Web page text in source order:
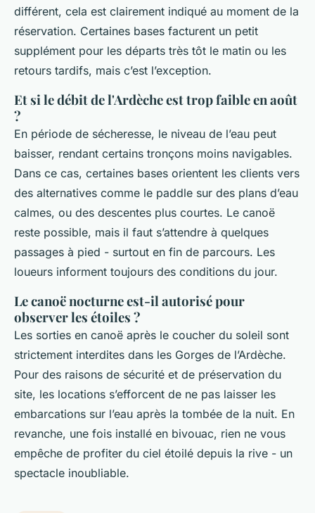
différent, cela est clairement indiqué au moment de la
réservation. Certaines bases facturent un petit
supplément pour les départs très tôt le matin ou les
retours tardifs, mais c’est l’exception.
Et si le débit de l'Ardèche est trop faible en août
?
En période de sécheresse, le niveau de l’eau peut
baisser, rendant certains tronçons moins navigables.
Dans ce cas, certaines bases orientent les clients vers
des alternatives comme le paddle sur des plans d’eau
calmes, ou des descentes plus courtes. Le canoë
reste possible, mais il faut s’attendre à quelques
passages à pied - surtout en fin de parcours. Les
loueurs informent toujours des conditions du jour.
Le canoë nocturne est-il autorisé pour
observer les étoiles ?
Les sorties en canoë après le coucher du soleil sont
strictement interdites dans les Gorges de l’Ardèche.
Pour des raisons de sécurité et de préservation du
site, les locations s’efforcent de ne pas laisser les
embarcations sur l’eau après la tombée de la nuit. En
revanche, une fois installé en bivouac, rien ne vous
empêche de profiter du ciel étoilé depuis la rive - un
spectacle inoubliable.